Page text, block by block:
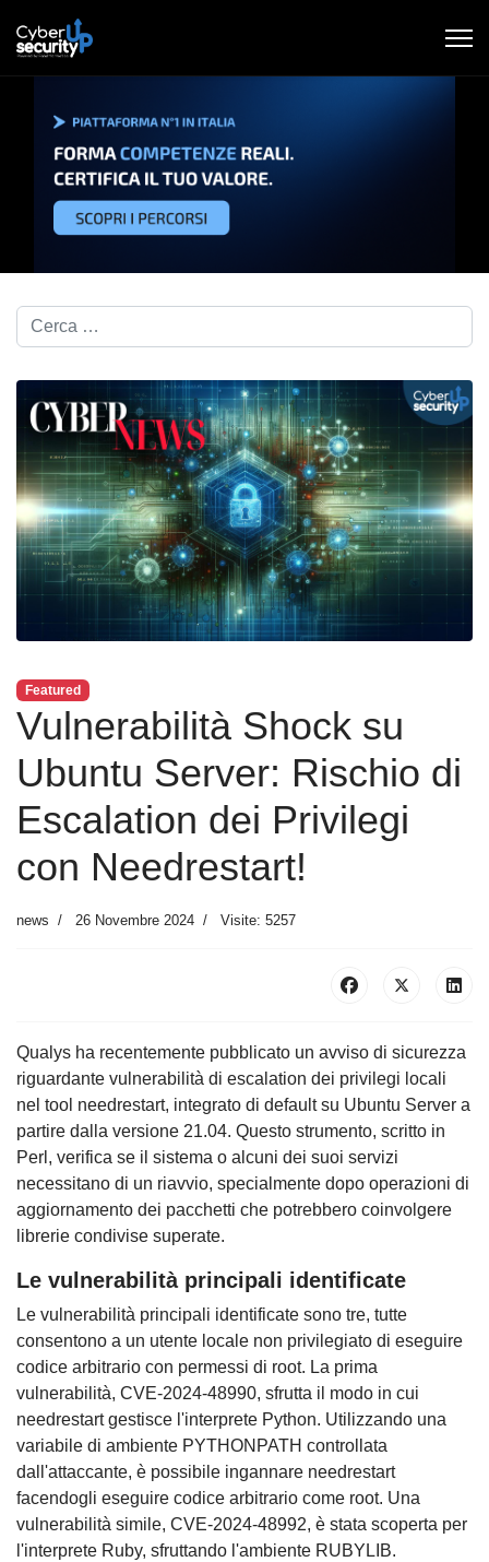
Cerca nel blog...
Featured
Vulnerabilità Shock su
Ubuntu Server: Rischio di
Escalation dei Privilegi
con Needrestart!
news 26 Novembre 2024 Visite: 5257
Qualys ha recentemente pubblicato un avviso di sicurezza
riguardante vulnerabilità di escalation dei privilegi locali
nel tool needrestart, integrato di default su Ubuntu Server a
partire dalla versione 21.04. Questo strumento, scritto in
Perl, verifica se il sistema o alcuni dei suoi servizi
necessitano di un riavvio, specialmente dopo operazioni di
aggiornamento dei pacchetti che potrebbero coinvolgere
librerie condivise superate.
Le vulnerabilità principali identificate
Le vulnerabilità principali identificate sono tre, tutte
consentono a un utente locale non privilegiato di eseguire
codice arbitrario con permessi di root. La prima
vulnerabilità, CVE-2024-48990, sfrutta il modo in cui
needrestart gestisce l'interprete Python. Utilizzando una
variabile di ambiente PYTHONPATH controllata
dall'attaccante, è possibile ingannare needrestart
facendogli eseguire codice arbitrario come root. Una
vulnerabilità simile, CVE-2024-48992, è stata scoperta per
l'interprete Ruby, sfruttando l'ambiente RUBYLIB.